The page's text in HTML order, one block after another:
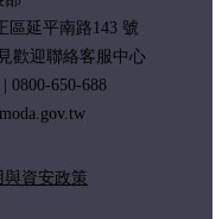
區延平南路143 號
歡迎聯絡客服中心
0800-650-688
與資安政策